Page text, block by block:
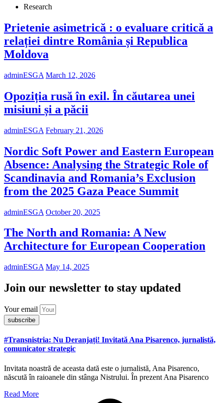
Research
Prietenie asimetrică : o evaluare critică a
relației dintre România și Republica
Moldova
adminESGA March 12, 2026
Opoziția rusă în exil. În căutarea unei
misiuni și a păcii
adminESGA February 21, 2026
Nordic Soft Power and Eastern European
Absence: Analysing the Strategic Role of
Scandinavia and Romania’s Exclusion
from the 2025 Gaza Peace Summit
adminESGA October 20, 2025
The North and Romania: A New
Architecture for European Cooperation
adminESGA May 14, 2025
Join our newsletter to stay updated
Your email
subscribe
#Transnistria: Nu Deranjați! Invitată Ana Pisarenco, jurnalistă,
comunicator strategic
Invitata noastră de aceasta dată este o jurnalistă, Ana Pisarenco,
născută în raioanele din stânga Nistrului. În prezent Ana Pisarenco
Read More